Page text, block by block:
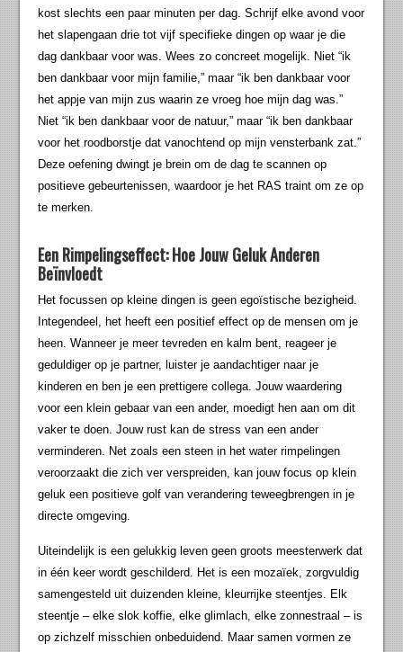
kost slechts een paar minuten per dag. Schrijf elke avond voor
het slapengaan drie tot vijf specifieke dingen op waar je die
dag dankbaar voor was. Wees zo concreet mogelijk. Niet “ik
ben dankbaar voor mijn familie,” maar “ik ben dankbaar voor
het appje van mijn zus waarin ze vroeg hoe mijn dag was.”
Niet “ik ben dankbaar voor de natuur,” maar “ik ben dankbaar
voor het roodborstje dat vanochtend op mijn vensterbank zat.”
Deze oefening dwingt je brein om de dag te scannen op
positieve gebeurtenissen, waardoor je het RAS traint om ze op
te merken.
Een Rimpelingseffect: Hoe Jouw Geluk Anderen
Beïnvloedt
Het focussen op kleine dingen is geen egoïstische bezigheid.
Integendeel, het heeft een positief effect op de mensen om je
heen. Wanneer je meer tevreden en kalm bent, reageer je
geduldiger op je partner, luister je aandachtiger naar je
kinderen en ben je een prettigere collega. Jouw waardering
voor een klein gebaar van een ander, moedigt hen aan om dit
vaker te doen. Jouw rust kan de stress van een ander
verminderen. Net zoals een steen in het water rimpelingen
veroorzaakt die zich ver verspreiden, kan jouw focus op klein
geluk een positieve golf van verandering teweegbrengen in je
directe omgeving.
Uiteindelijk is een gelukkig leven geen groots meesterwerk dat
in één keer wordt geschilderd. Het is een mozaïek, zorgvuldig
samengesteld uit duizenden kleine, kleurrijke steentjes. Elk
steentje – elke slok koffie, elke glimlach, elke zonnestraal – is
op zichzelf misschien onbeduidend. Maar samen vormen ze